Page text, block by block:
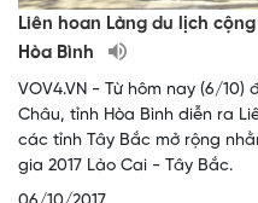
Liên hoan Làng du lịch
Hòa Bình
VOV4.VN - Từ hôm nay (6/
Châu, tỉnh Hòa Bình diễn ra
các tỉnh Tây Bắc mở rộng
gia 2017 Lào Cai - Tây Bắc.